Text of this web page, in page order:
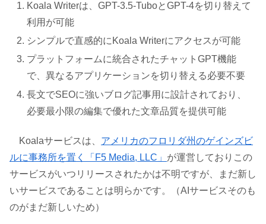
Koala Writerは、GPT-3.5-TuboとGPT-4を切り替えて
利用が可能
シンプルで直感的にKoala Writerにアクセスが可能
プラットフォームに統合されたチャットGPT機能
で、異なるアプリケーションを切り替える必要不要
長文でSEOに強いブログ記事用に設計されており、
必要最小限の編集で優れた文章品質を提供可能
Koalaサービスは、 アメリカのフロリダ州のゲインズビ
ルに事務所を置く「F5 Media, LLC」 が運営しておりこの
サービスがいつリリースされたかは不明ですが、まだ新し
いサービスであることは明らかです。（AIサービスそのも
のがまだ新しいため）